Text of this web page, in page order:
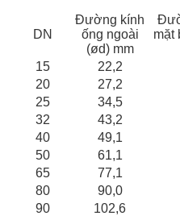
DN
Đường kính
ống ngoài
(ød) mm
mặt
15
22,2
20
27,2
25
34,5
32
43,2
40
49,1
50
61,1
65
77,1
80
90,0
90
102,6